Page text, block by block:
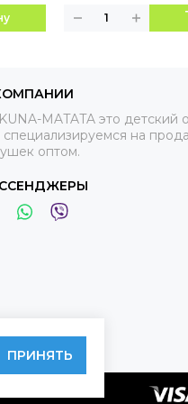
MATATA это детский
на
оптом.
ПРИНЯТЬ